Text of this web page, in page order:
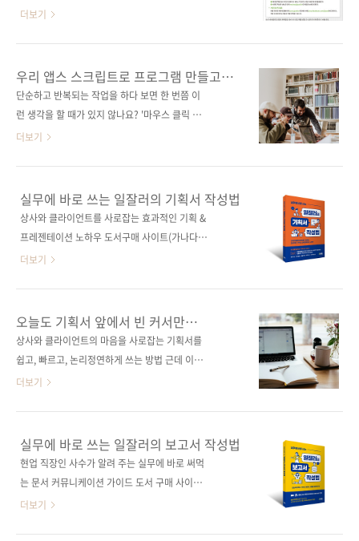
제안서에 무엇을 담아야 하는지도 잘 모르고, 실
패에 익숙해진 경우가 다반사였습니다. 경쟁입
객사라면 이런 기업에 여러분의 사업을 맡기실
수 있으신가요? 잠깐 키보드에서 손을 떼고, 제
안서의 핵심에 대해 고민해 봅시다. 제안서에는
무엇을 담아야 할까..
빨리 가을이 오길 바라는 마음으로, 7월 서평 이
셔서 진심으로 감사드려요. 당첨자는 최O수 님,
합격의기운 님입니다. - 최O수 님 일잘러의 보고
서 작성법 서평 - 합격의기운 님 러브드 서평 당
벤트 담당자 드림
더보기
우리 앱스 스크립트로 프로그램 만들고
칼퇴할까요?
단순하고 반복되는 작업을 하다 보면 한 번쯤 이
런 생각을 할 때가 있지 않나요? '마우스 클릭 한
번으로 휘리릭~ 일이 끝날 수는 없을까?' 하지만
엄두가 나지 않을 겁니다. 만약 무료로 사용할 수
있고, 매우 편리하며, 배우기 쉬운 도구가 있다면
어떠세요? 업무 자동화는 꿈이 아닙니다. 바로
글 워크스페이스라는 온라인 협업 도구를 제공
합니다. 문서, 프레젠테이션, 캘린더, 드라이브
화하는 데 아주 큰 도움을 주는 구글 워크스페이
스 애플리케이션 중 하나입니다. 도구 간 연동이
매우 편리하고, 인터넷만 연결된다면 다른 프로
그..
더보기
실무에 바로 쓰는 일잘러의 기획서 작성법
상사와 클라이언트를 사로잡는 효과적인 기획 &
프레젠테이션 노하우 도서구매 사이트(가나다
순) [교보문고] [도서11번가] [알라딘] [예스이십
/ 예스이십사 출판사 제이펍 저작권사 Nippon
Jitsugyo Publishing 원서명 トッププレゼン
ターが教える「企画書とプレゼン」実践講
는 일잘러의 기획서 작성법 부제목 상사와 클라
이언트를 사로잡는 효과적인 기획 & 프레젠테이
영 감수자 (없음) 시리즈 일잘러 시리즈 출판일
2022. 11. 1 페이지 320쪽 판 형 신국판변형
(152*215*13.5) 제 본 무..
더보기
오늘도 기획서 앞에서 빈 커서만
깜빡거리는 직장인들을 위해
상사와 클라이언트의 마음을 사로잡는 기획서를
쉽고, 빠르고, 논리정연하게 쓰는 방법 근데 이제
문서 작성 팁과 프레젠테이션 노하우까지 곁들
활을 하면서 아무리 경력이 쌓이고 직급이 높아
져도 여전히 골치가 아픈 미션 중 하나가 바로 기
획서입니다. 직무에 익숙해지면 다른 일들은 그
큼은 척척 써내기가 좀처럼 쉽지 않습니다. 일단
시작은 했는데.... 우리가 기획서를 이렇게 어렵
더보기
실무에 바로 쓰는 일잘러의 보고서 작성법
현업 직장인 사수가 알려 주는 실무에 바로 써먹
는 문서 커뮤니케이션 가이드 도서 구매 사이트
(가나다순) [교보문고] [도서11번가] [반디앤루
더보기